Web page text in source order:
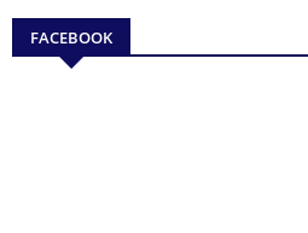
FACEBOOK